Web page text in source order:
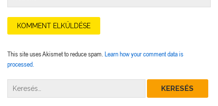
This site uses Akismet to reduce spam. Learn how your comment data is
processed.